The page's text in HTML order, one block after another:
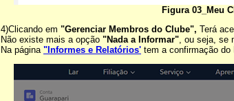
Figura 03_Meu
4)Clicando em "Gerenciar Membros do Clube", Terá
Não existe mais a opção "Nada a Informar", ou seja, se
Na página "Informes e Relatórios' tem a confirmação do